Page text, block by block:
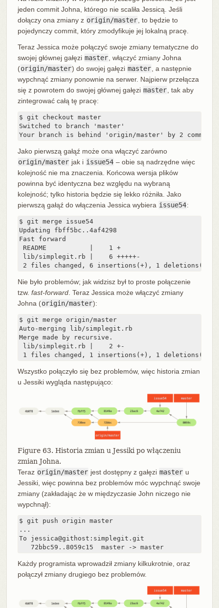
jeden commit Johna, którego nie scaliła Jessicą. Jeśli
dołączy ona zmiany z origin/master , to będzie to
pojedynczy commit, który zmodyfikuje jej lokalną pracę.
Teraz Jessica może połączyć swoje zmiany tematyczne do
swojej głównej gałęzi master , włączyć zmiany Johna
(origin/master) do swojej gałęzi master , a następnie
wypchnąć zmiany ponownie na serwer. Najpierw przełącza
się z powrotem do swojej głównej gałęzi master , tak aby
zintegrować całą tę pracę:
$ git checkout master
Switched to branch 'master'
Your branch is behind 'origin/master' by 2
Jako pierwszą gałąź może ona włączyć zarówno
origin/master jak i issue54 – obie są nadrzędne więc
kolejność nie ma znaczenia. Końcowa wersja plików
powinna być identyczna bez względu na wybraną
kolejność; tylko historia będzie się lekko różniła. Jako
pierwszą gałąź do włączenia Jessica wybiera issue54:
$ git merge issue54
Updating fbff5bc..4af4298
Fast forward
README           |    1 +
lib/simplegit.rb |    6 +++++-
2 files changed, 6 insertions(+), 1 deletions(-)
Nie było problemów; jak widzisz był to proste połączenie
tzw. fast-forward. Teraz Jessica może włączyć zmiany
Johna (origin/master):
$ git merge origin/master
Auto-merging lib/simplegit.rb
Merge made by recursive.
lib/simplegit.rb |    2 +-
1 files changed, 1 insertions(+), 1 deletions(-)
Wszystko połączyło się bez problemów, więc historia zmian
u Jessiki wygląda następująco:
Figure 63. Historia zmian u Jessiki po włączeniu
zmian Johna.
Teraz origin/master jest dostępny z gałęzi master u
Jessiki, więc powinna bez problemów móc wypchnąć swoje
zmiany (zakładając że w międzyczasie John niczego nie
wypchnął):
$ git push origin master
...
To jessica@githost:simplegit.git
   72bbc59..8059c15  master -> master
Każdy programista wprowadził zmiany kilkukrotnie, oraz
połączył zmiany drugiego bez problemów.